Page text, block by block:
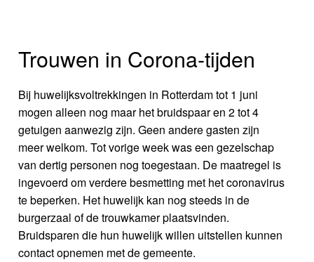
Trouwen in Corona-tijden
Bij huwelijksvoltrekkingen in Rotterdam tot 1 juni
mogen alleen nog maar het bruidspaar en 2 tot 4
getuigen aanwezig zijn. Geen andere gasten zijn
meer welkom. Tot vorige week was een gezelschap
van dertig personen nog toegestaan. De maatregel is
ingevoerd om verdere besmetting met het coronavirus
te beperken. Het huwelijk kan nog steeds in de
burgerzaal of de trouwkamer plaatsvinden.
Bruidsparen die hun huwelijk willen uitstellen kunnen
contact opnemen met de gemeente.